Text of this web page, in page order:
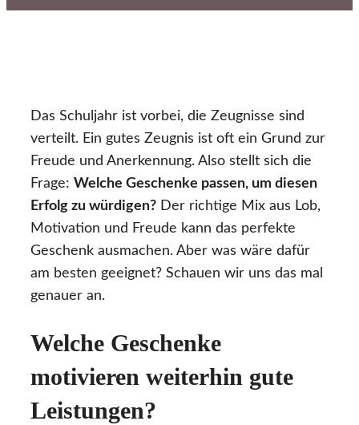
Das Schuljahr ist vorbei, die Zeugnisse sind
verteilt. Ein gutes Zeugnis ist oft ein Grund zur
Freude und Anerkennung. Also stellt sich die
Frage: Welche Geschenke passen, um diesen
Erfolg zu würdigen? Der richtige Mix aus Lob,
Motivation und Freude kann das perfekte
Geschenk ausmachen. Aber was wäre dafür
am besten geeignet? Schauen wir uns das mal
genauer an.
Welche Geschenke
motivieren weiterhin gute
Leistungen?